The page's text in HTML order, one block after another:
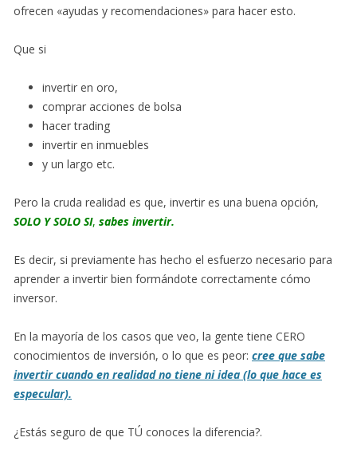
ofrecen «ayudas y recomendaciones» para hacer esto.
Que si
invertir en oro,
comprar acciones de bolsa
hacer trading
invertir en inmuebles
y un largo etc.
Pero la cruda realidad es que, invertir es una buena opción,
SOLO Y SOLO SI, sabes invertir.
Es decir, si previamente has hecho el esfuerzo necesario para
aprender a invertir bien formándote correctamente cómo
inversor.
En la mayoría de los casos que veo, la gente tiene CERO
conocimientos de inversión, o lo que es peor: cree que sabe
invertir cuando en realidad no tiene ni idea (lo que hace es
especular).
¿Estás seguro de que TÚ conoces la diferencia?.